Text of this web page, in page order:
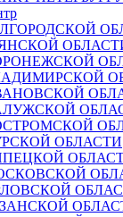
ОБЛАСТИ